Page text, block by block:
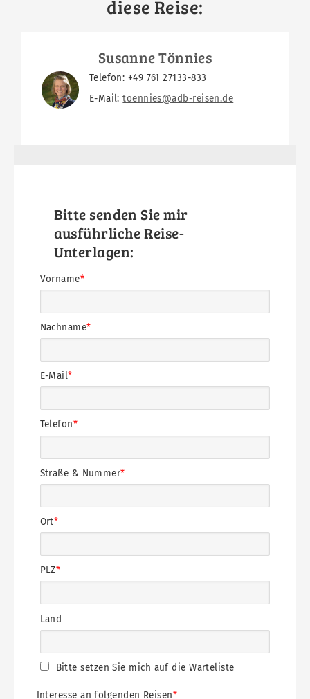
diese Reise:
Susanne Tönnies
Telefon: +49 761 27133-833
E-Mail:toennies@adb-reisen.de
Bitte senden Sie mir
ausführliche Reise-
Unterlagen:
Formularfelder
Vorname
Nachname
E-Mail
Telefon
Straße
Straße & Nummer
PLZ
Ort
PLZ
Land
Land
Bitte setzen Sie mich auf die Warteliste
Interesse an folgenden Reisen